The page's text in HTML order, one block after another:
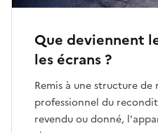
Que deviennent
les écrans ?
Remis à une structure
professionnel du
revendu ou donné,